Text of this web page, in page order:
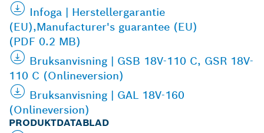
Infoga | Herstellergarantie
(EU),Manufacturer's guarantee (EU)
(PDF 0.2 MB)
Bruksanvisning | GSB 18V-110 C, GSR 18V-
110 C (Onlineversion)
Bruksanvisning | GAL 18V-160
(Onlineversion)
PRODUKTDATABLAD